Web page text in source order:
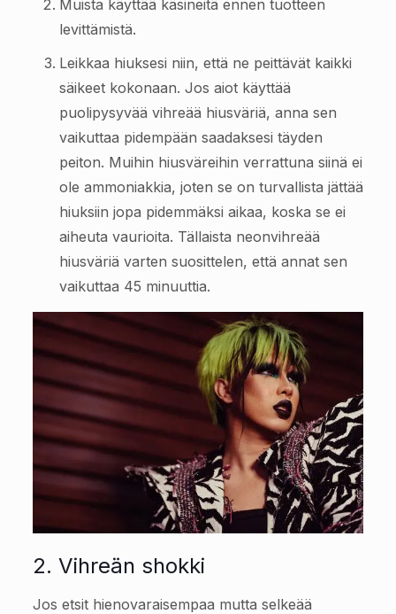
Muista käyttää käsineitä ennen tuotteen
levittämistä.
Leikkaa hiuksesi niin, että ne peittävät kaikki
säikeet kokonaan. Jos aiot käyttää
puolipysyvää vihreää hiusväriä, anna sen
vaikuttaa pidempään saadaksesi täyden
peiton. Muihin hiusväreihin verrattuna siinä ei
ole ammoniakkia, joten se on turvallista jättää
hiuksiin jopa pidemmäksi aikaa, koska se ei
aiheuta vaurioita. Tällaista neonvihreää
hiusväriä varten suosittelen, että annat sen
vaikuttaa 45 minuuttia.
2. Vihreän shokki
Jos etsit hienovaraisempaa mutta selkeää